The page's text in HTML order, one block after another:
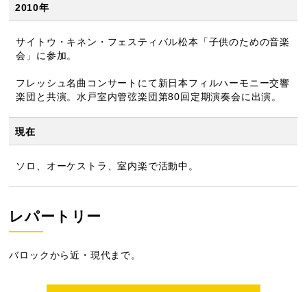
2010年
サイトウ・キネン・フェスティバル松本「子供のための音楽
会」に参加。
フレッシュ名曲コンサートにて新日本フィルハーモニー交響
楽団と共演。水戸室内管弦楽団第80回定期演奏会に出演。
現在
ソロ、オーケストラ、室内楽で活動中。
レパートリー
バロックから近・現代まで。